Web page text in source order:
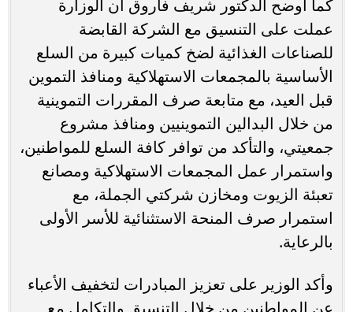
كما أوضح الدكتور شريف فاروق أن الوزارة
عملت على التنسيق مع الشركة القابضة
للصناعات الغذائية لضخ كميات كبيرة من السلع
الأساسية بالمجمعات الاستهلاكية ومنافذ التموين
قبل العيد، مع متابعة صرف المقررات التموينية
من خلال البدالين التموينيين ومنافذ مشروع
جمعيتي، والتأكد من توافر كافة السلع للمواطنين،
واستمرار عمل المجمعات الاستهلاكية ومصانع
تعبئة الزيوت ومخازن شركتي الجملة، مع
استمرار صرف المنحة الاستثنائية للأسر الأولى
بالرعاية.
وأكد الوزير على تعزيز المبادرات لتخفيف الأعباء
عن المواطنين من خلال التنسيق والتكامل مع